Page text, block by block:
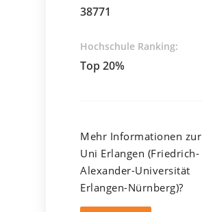
38771
Hochschule Ranking:
Top 20%
Mehr Informationen zur
Uni Erlangen (Friedrich-
Alexander-Universität
Erlangen-Nürnberg)?